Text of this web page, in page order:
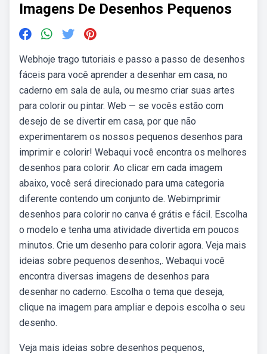
Imagens De Desenhos Pequenos
Webhoje trago tutoriais e passo a passo de desenhos
fáceis para você aprender a desenhar em casa, no
caderno em sala de aula, ou mesmo criar suas artes
para colorir ou pintar. Web — se vocês estão com
desejo de se divertir em casa, por que não
experimentarem os nossos pequenos desenhos para
imprimir e colorir! Webaqui você encontra os melhores
desenhos para colorir. Ao clicar em cada imagem
abaixo, você será direcionado para uma categoria
diferente contendo um conjunto de. Webimprimir
desenhos para colorir no canva é grátis e fácil. Escolha
o modelo e tenha uma atividade divertida em poucos
minutos. Crie um desenho para colorir agora. Veja mais
ideias sobre pequenos desenhos,. Webaqui você
encontra diversas imagens de desenhos para
desenhar no caderno. Escolha o tema que deseja,
clique na imagem para ampliar e depois escolha o seu
desenho.
Veja mais ideias sobre desenhos pequenos,